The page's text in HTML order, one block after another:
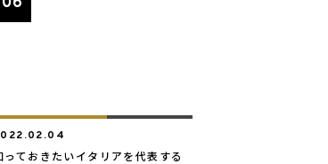
っておきたいイタリアを代表する